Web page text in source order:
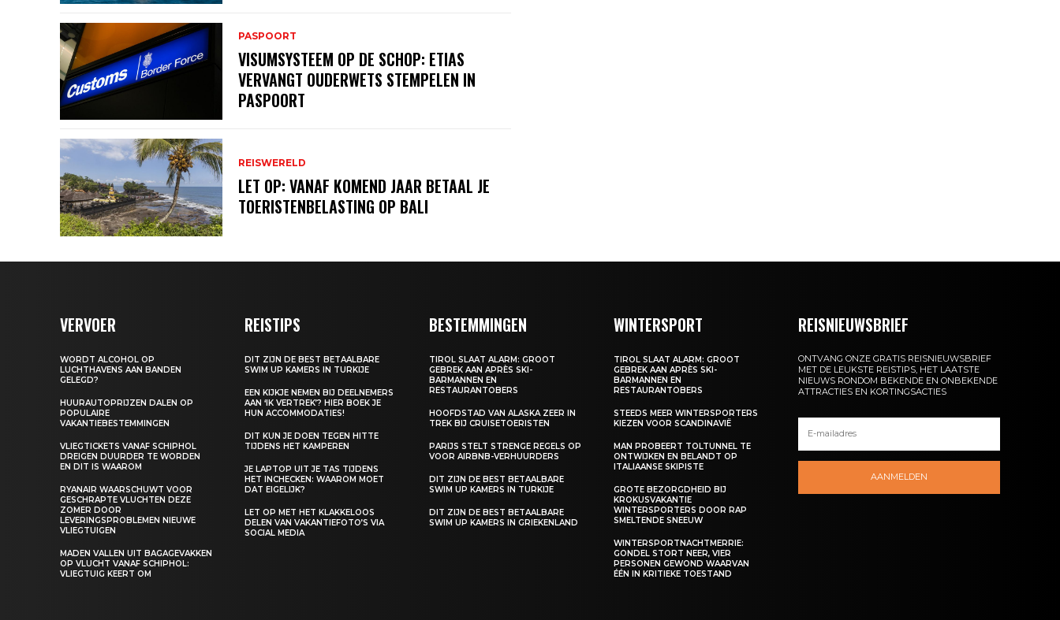
PASPOORT
VISUMSYSTEEM OP DE SCHOP: ETIAS
VERVANGT OUDERWETS STEMPELEN IN
PASPOORT
REISWERELD
LET OP: VANAF KOMEND JAAR BETAAL JE
TOERISTENBELASTING OP BALI
VERVOER
WORDT ALCOHOL OP
LUCHTHAVENS AAN BANDEN
GELEGD?
HUURAUTOPRIJZEN DALEN OP
POPULAIRE
VAKANTIEBESTEMMINGEN
VLIEGTICKETS VANAF SCHIPHOL
DREIGEN DUURDER TE WORDEN
EN DIT IS WAAROM
RYANAIR WAARSCHUWT VOOR
GESCHRAPTE VLUCHTEN DEZE
ZOMER DOOR
LEVERINGSPROBLEMEN NIEUWE
VLIEGTUIGEN
MADEN VALLEN UIT BAGAGEVAKKEN
OP VLUCHT VANAF SCHIPHOL:
VLIEGTUIG KEERT OM
REISTIPS
DIT ZIJN DE BEST BETAALBARE
SWIM UP KAMERS IN TURKIJE
EEN KIJKJE NEMEN BIJ DEELNEMERS
AAN ‘IK VERTREK’? HIER BOEK JE
HUN ACCOMMODATIES!
DIT KUN JE DOEN TEGEN HITTE
TIJDENS HET KAMPEREN
JE LAPTOP UIT JE TAS TIJDENS
HET INCHECKEN: WAAROM MOET
DAT EIGELIJK?
LET OP MET HET KLAKKELOOS
DELEN VAN VAKANTIEFOTO’S VIA
SOCIAL MEDIA
BESTEMMINGEN
TIROL SLAAT ALARM: GROOT
GEBREK AAN APRÈS SKI-
BARMANNEN EN
RESTAURANTOBERS
HOOFDSTAD VAN ALASKA ZEER IN
TREK BIJ CRUISETOERISTEN
PARIJS STELT STRENGE REGELS OP
VOOR AIRBNB-VERHUURDERS
DIT ZIJN DE BEST BETAALBARE
SWIM UP KAMERS IN TURKIJE
DIT ZIJN DE BEST BETAALBARE
SWIM UP KAMERS IN GRIEKENLAND
WINTERSPORT
TIROL SLAAT ALARM: GROOT
GEBREK AAN APRÈS SKI-
BARMANNEN EN
RESTAURANTOBERS
STEEDS MEER WINTERSPORTERS
KIEZEN VOOR SCANDINAVIË
MAN PROBEERT TOLTUNNEL TE
ONTWIJKEN EN BELANDT OP
ITALIAANSE SKIPISTE
GROTE BEZORGDHEID BIJ
KROKUSVAKANTIE
WINTERSPORTERS DOOR RAP
SMELTENDE SNEEUW
WINTERSPORTNACHTMERRIE:
GONDEL STORT NEER, VIER
PERSONEN GEWOND WAARVAN
ÉÉN IN KRITIEKE TOESTAND
REISNIEUWSBRIEF
ONTVANG ONZE GRATIS REISNIEUWSBRIEF
MET DE LEUKSTE REISTIPS, HET LAATSTE
NIEUWS RONDOM BEKENDE EN ONBEKENDE
ATTRACTIES EN KORTINGSACTIES
AANMELDEN